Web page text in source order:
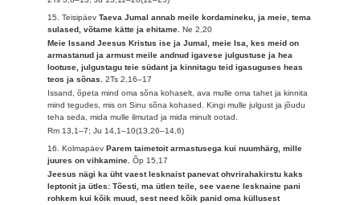
15. TeisipäevTaeva Jumal annab meile kordamineku, ja meie, tema
sulased, võtame kätte ja ehitame.Ne 2,20
Meie Issand Jeesus Kristus ise ja Jumal, meie Isa, kes meid on
armastanud ja armust meile andnud igavese julgustuse ja hea
lootuse, julgustagu teie südant ja kinnitagu teid igasuguses heas
teos ja sõnas.2Ts 2,16–17
Issand, õpeta mind oma sõna kohaselt, ava mulle oma tahet ja kinnita
mind tegudes, mis on Sinu sõna kohased. Kingi mulle julgust ja jõudu
teha seda, mida mulle ilmutad ja mida minult ootad.
Rm 13,1–7; Ju 14,1–10(13,26–14,6)
16. KolmapäevParem taimetoit armastusega kui nuumhärg, mille
juures on vihkamine.Õp 15,17
Jeesus nägi ka üht vaest lesknaist panevat ohvrirahakirstu kaks
leptonit ja ütles: Tõesti, ma ütlen teile, see vaene lesknaine pani
rohkem kui kõik muud, sest need kõik panid oma küllusest